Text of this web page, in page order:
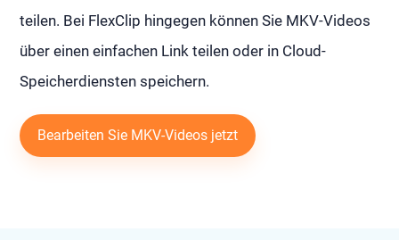
teilen. Bei FlexClip hingegen können Sie MKV-Videos
über einen einfachen Link teilen oder in Cloud-
Speicherdiensten speichern.
Bearbeiten Sie MKV-Videos jetzt